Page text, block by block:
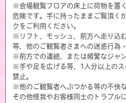
※会場観覧フロアの床上に荷物を置
危険です。手に持ったままご覧頂く
クをご利用ください。
※リフト、モッシュ、前方へ走り込
等、他のご観覧者さまへの迷惑行為
※前方での連続、または頻繁なジャ
※手や足を広げる等、1人分以上の
禁止。
※他のご観覧者へぶつかる等の不快
その他怪我やお客様同士のトラブル